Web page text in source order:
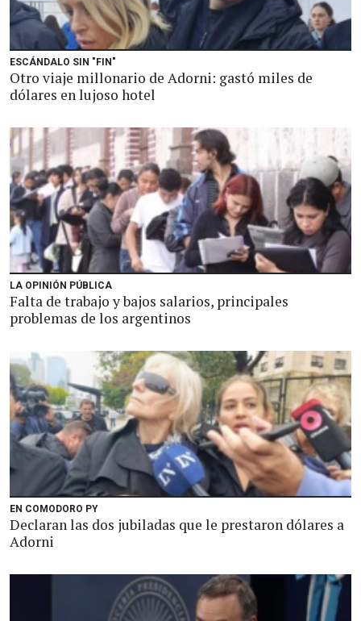
ESCÁNDALO SIN "FIN"
Otro viaje millonario de Adorni: gastó miles de
dólares en lujoso hotel
LA OPINIÓN PÚBLICA
Falta de trabajo y bajos salarios, principales
problemas de los argentinos
EN COMODORO PY
Declaran las dos jubiladas que le prestaron dólares a
Adorni